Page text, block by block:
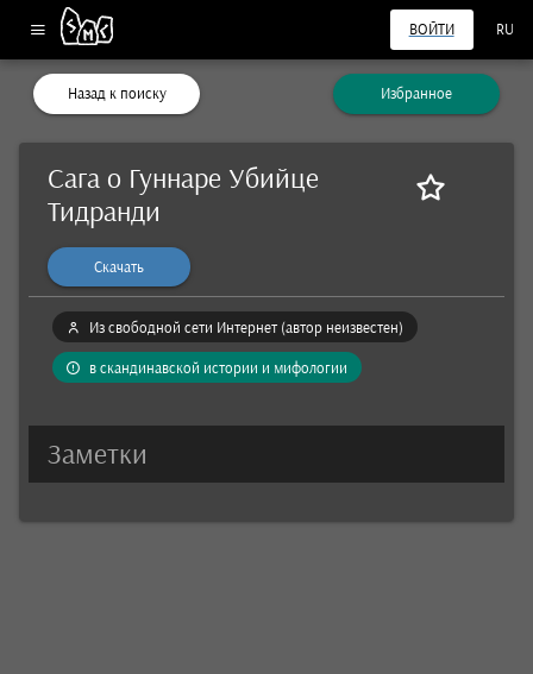
ВОЙТИ RU
Назад к поиску Избранное
Сага о Гуннаре Убийце
Тидранди
Скачать
Из свободной сети Интернет (автор неизвестен)
в скандинавской истории и мифологии
Заметки